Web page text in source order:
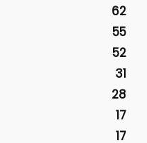
62
55
52
31
28
17
17